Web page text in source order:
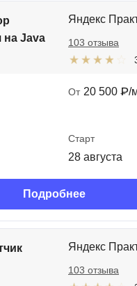
на Java
Яндекс
103 отзыва
От 20 500 ₽/
Старт
28 августа
Подробнее
Яндекс
103 отзыва